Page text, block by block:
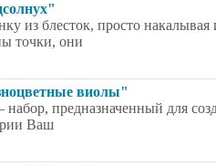
из блесток, просто
точки, они
виолы"
предназначенный для
Ваш